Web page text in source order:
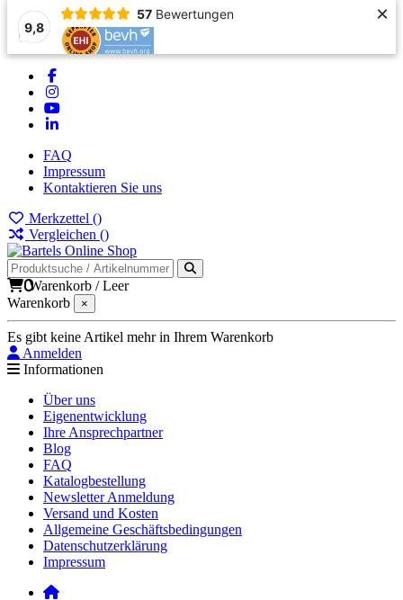
9,8
57 Bewertungen ×
FAQ
Impressum
Kontaktieren Sie uns
Merkzettel ()
Vergleichen ()
0Warenkorb /Leer
Warenkorb
×
Es gibt keine Artikel mehr in Ihrem Warenkorb
Anmelden
Informationen
Über uns
Eigenentwicklung
Ihre Ansprechpartner
Blog
FAQ
Katalogbestellung
Newsletter Anmeldung
Versand und Kosten
Allgemeine Geschäftsbedingungen
Datenschutzerklärung
Impressum